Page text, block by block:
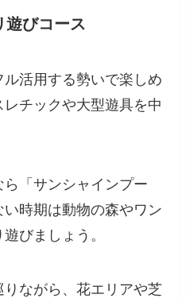
びコース
活用する勢いで楽しめ
チックや大型遊具を中
「サンシャインプー
時期は動物の森やワン
びましょう。
ながら、花エリアや芝